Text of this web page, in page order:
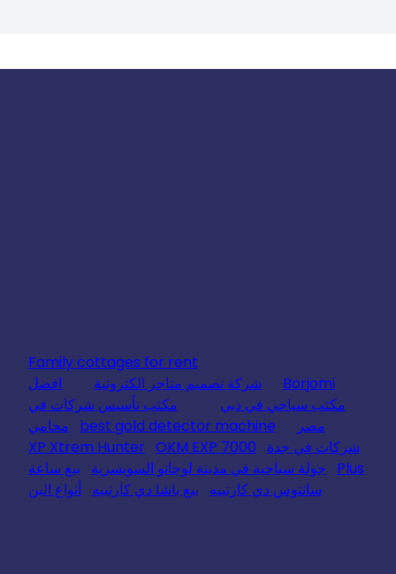
Family cottages for rent
Borjomi
شركة تصميم متاجر الكترونية
افضل
مكتب سياحي في دبي
مكتب تأسيس شركات في
مصر
best gold detector machine
محامي
شركات في جدة
XP Xtrem Hunter OKM EXP 7000
Plus
جولة سياحية في مدينة لوجانو السويسرية
بيع ساعة
سانتوس دي كارتييه
بيع باشا دي كارتييه أنواع البن